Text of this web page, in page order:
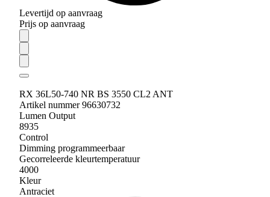
Levertijd op aanvraag
Prijs op aanvraag
RX 36L50-740 NR BS 3550 CL2 ANT
Artikel nummer 96630732
Lumen Output
8935
Control
Dimming programmeerbaar
Gecorreleerde kleurtemperatuur
4000
Kleur
Antraciet